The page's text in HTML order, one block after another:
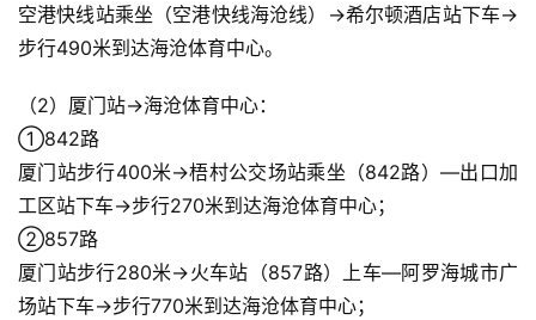
空港快线站乘坐（空港快线海沧线）→希尔顿酒店站下车→
步行490米到达海沧体育中心。
（2）厦门站→海沧体育中心：
①842路
厦门站步行400米→梧村公交场站乘坐（842路）—出口加
工区站下车→步行270米到达海沧体育中心；
②857路
厦门站步行280米→火车站（857路）上车—阿罗海城市广
场站下车→步行770米到达海沧体育中心；